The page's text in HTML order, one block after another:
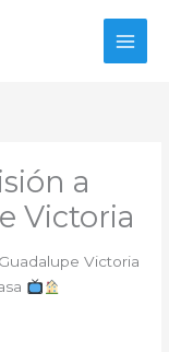
a
Victoria
Victoria